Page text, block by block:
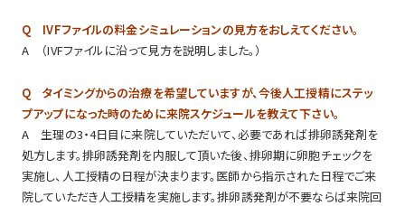
Q IVFファイルの料金シミュレーションの見方をおしえてください。
A （IVFファイルに沿って見方を説明しました。）
Q タイミングからの治療を希望していますが、今後人工授精にステッ
プアップになった時のために来院スケジュールを教えて下さい。
A 生理の3・4日目に来院していただいて、必要であれば排卵誘発剤を
処方します。排卵誘発剤を内服して頂いた後、排卵期に卵胞チェックを
実施し、人工授精の日程が決まります。医師から指示された日程でご来
院していただき人工授精を実施します。排卵誘発剤が不要ならば来院回